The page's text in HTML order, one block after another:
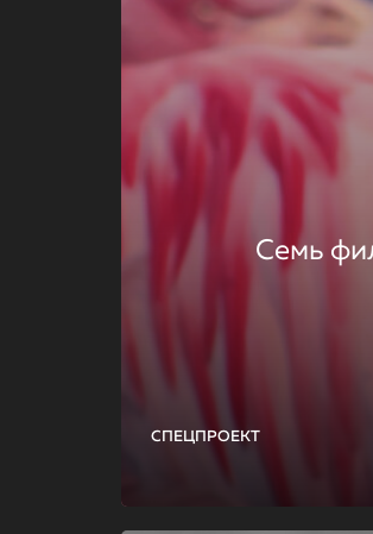
СПЕЦПРОЕКТ
Семь